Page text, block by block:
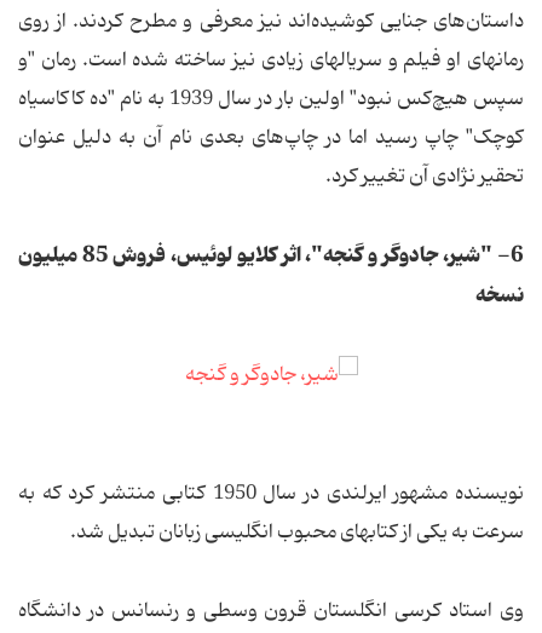
داستان‌های جنایی کوشیده‌اند نیز معرفی و مطرح کردند. از روی
رمانهای او فیلم و سریالهای زیادی نیز ساخته شده است. رمان "و
سپس هیچ‌کس نبود" اولین بار در سال 1939 به نام "ده کاکاسیاه
کوچک" چاپ رسید اما در چاپ‌های بعدی نام آن به دلیل عنوان
تحقیر نژادی آن تغییر کرد.
6- "شیر، جادوگر و گنجه"، اثر کلایو لوئیس، فروش 85 میلیون
نسخه
نویسنده مشهور ایرلندی در سال 1950 کتابی منتشر کرد که به
سرعت به یکی از کتابهای محبوب انگلیسی زبانان تبدیل شد.
وی استاد کرسی انگلستان قرون وسطی و رنسانس در دانشگاه